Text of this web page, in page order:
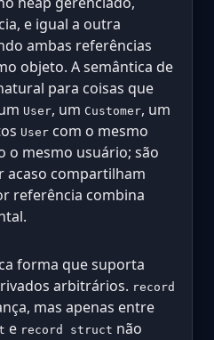
e igual a outra
ambas referências
objeto. A semântica de
para coisas que
User, um Customer, um
User com o mesmo
o mesmo usuário; são
acaso compartilham
referência combina
forma que suporta
arbitrários. record
mas apenas entre
e record struct não